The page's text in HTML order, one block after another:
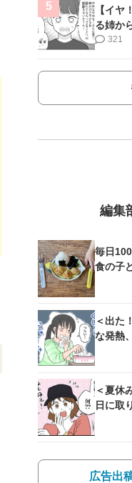
5
【イヤ
る姉か
第12話
321
編集
毎日
食の子
＜出た
な発熱
＜夏休
日に取
広告出